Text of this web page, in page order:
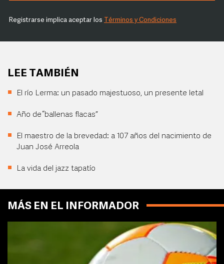
Registrarse implica aceptar los Términos y Condiciones
LEE TAMBIÉN
El río Lerma: un pasado majestuoso, un presente letal
Año de “ballenas flacas”
El maestro de la brevedad: a 107 años del nacimiento de
Juan José Arreola
La vida del jazz tapatío
MÁS EN EL INFORMADOR